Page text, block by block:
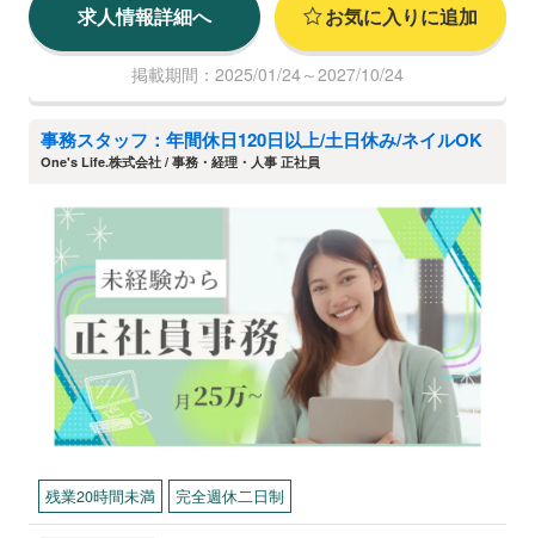
求人情報詳細へ お気に入りに追加
掲載期間：2025/01/24～2027/10/24
事務スタッフ：年間休日120日以上/土日休み/ネイルOK
​One's Life.株式会社 / 事務・経理・人事 正社員
残業20時間未満 完全週休二日制